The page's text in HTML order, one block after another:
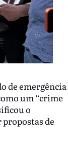
de emergência
um “crime
o
de